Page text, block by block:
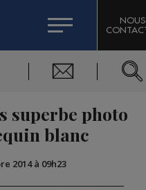
DE L'EXPERT
SKIABLES
MONT-BLANC
NOUS
superbe photo
blanc
2014 à 09h23